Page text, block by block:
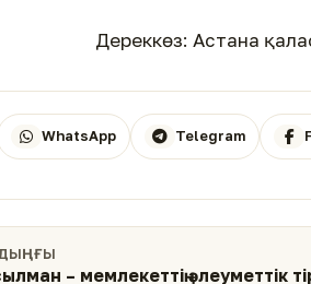
Дереккөз: Астана
WhatsApp Telegram
– мемлекеттің әлеуметтік